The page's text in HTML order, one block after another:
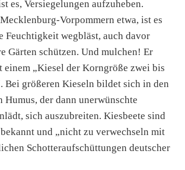
es, Versiegelungen aufzuheben.
Vorpommern etwa, ist es
Feuchtigkeit wegbläst, auch davor
Gärten schützen. Und mulchen! Er
einem „Kiesel der Korngröße zwei bis
Bei größeren Kieseln bildet sich in den
Humus, der dann unerwünschte
sich auszubreiten. Kiesbeete sind
bekannt und „nicht zu verwechseln mit
Schotteraufschüttungen deutscher